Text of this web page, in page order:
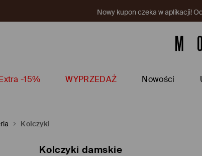
Nowy kupon czeka w aplikacji!
-15% WYPRZEDAŻ Nowości
Kolczyki
Kolczyki damskie